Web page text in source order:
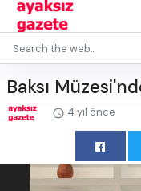
Baksı
4 yıl önce